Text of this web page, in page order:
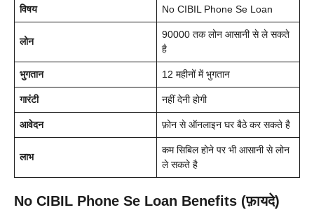
विषय No CIBIL Phone Se Loan
लोन
90000 तक लोन आसानी से ले सकते
है
भुगतान 12 महीनों में भुगतान
गारंटी नहीं देनी होगी
आवेदन फ़ोन से ऑनलाइन घर बैठे कर सकते है
लाभ
कम सिबिल होने पर भी आसानी से लोन
ले सकते है
No CIBIL Phone Se Loan Benefits (फ़ायदे)